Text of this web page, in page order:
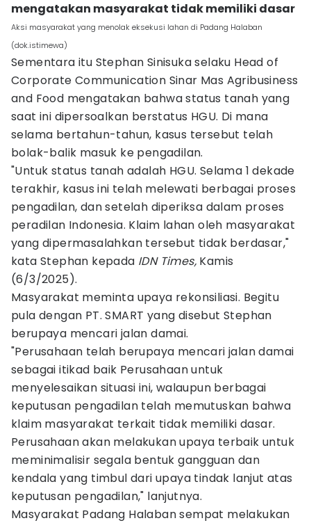
mengatakan masyarakat tidak memiliki dasar
Aksi masyarakat yang menolak eksekusi lahan di Padang Halaban
(dok.istimewa)
Sementara itu Stephan Sinisuka selaku Head of
Corporate Communication Sinar Mas Agribusiness
and Food mengatakan bahwa status tanah yang
saat ini dipersoalkan berstatus HGU. Di mana
selama bertahun-tahun, kasus tersebut telah
bolak-balik masuk ke pengadilan.
"Untuk status tanah adalah HGU. Selama 1 dekade
terakhir, kasus ini telah melewati berbagai proses
pengadilan, dan setelah diperiksa dalam proses
peradilan Indonesia. Klaim lahan oleh masyarakat
yang dipermasalahkan tersebut tidak berdasar,"
kata Stephan kepada IDN Times, Kamis
(6/3/2025).
Masyarakat meminta upaya rekonsiliasi. Begitu
pula dengan PT. SMART yang disebut Stephan
berupaya mencari jalan damai.
"Perusahaan telah berupaya mencari jalan damai
sebagai itikad baik Perusahaan untuk
menyelesaikan situasi ini, walaupun berbagai
keputusan pengadilan telah memutuskan bahwa
klaim masyarakat terkait tidak memiliki dasar.
Perusahaan akan melakukan upaya terbaik untuk
meminimalisir segala bentuk gangguan dan
kendala yang timbul dari upaya tindak lanjut atas
keputusan pengadilan," lanjutnya.
Masyarakat Padang Halaban sempat melakukan